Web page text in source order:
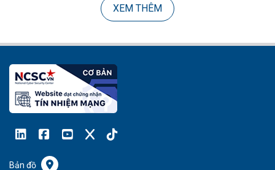
XEM THÊM
Bản đồ